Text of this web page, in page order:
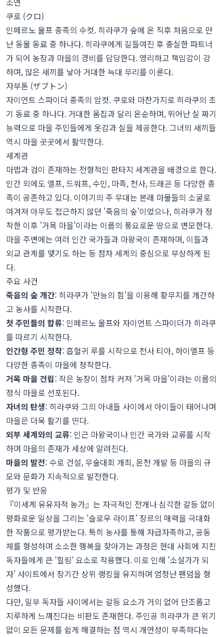
쿠로 (クロ)
인페르노 울프 종족의 수컷. 히라쿠가 숲에 온 직후 처음으로 만
난 동물 동료 중 하나다. 히라쿠에게 길들여진 후 충실한 파트너
가 되어 농장과 마을의 경비를 담당한다. 영리하고 책임감이 강
하며, 많은 새끼를 낳아 거대한 늑대 무리를 이룬다.
자부톤 (ザブトン)
자이언트 스파이더 종족의 암컷. 쿠로와 마찬가지로 히라쿠의 초
기 동료 중 하나다. 거대한 몸집과 달리 온순하며, 뛰어난 실 짜기
능력으로 마을 주민들에게 옷감과 실을 제공한다. 그녀의 새끼들
역시 마을 곳곳에서 활약한다.
세계관
마법과 검이 존재하는 전형적인 판타지 세계관을 배경으로 한다.
인간 외에도 엘프, 드워프, 수인, 마족, 천사, 드래곤 등 다양한 종
족이 공존하고 있다. 이야기의 주 무대는 본래 마물들의 소굴로
여겨져 아무도 접근하지 않던 '죽음의 숲'이었으나, 히라쿠가 정
착한 이후 '거목 마을'이라는 이름의 풍요로운 땅으로 변모한다.
마을 주변에는 여러 인간 국가들과 마왕국이 존재하며, 이들과
외교 관계를 맺기도 하는 등 점차 세계의 중심으로 부상하게 된
다.
주요 사건
죽음의 숲 개간: 히라쿠가 '만능의 힘'을 이용해 황무지를 개간하
고 농사를 시작한다.
첫 주민들의 합류: 인페르노 울프와 자이언트 스파이더가 히라쿠
를 따르기 시작한다.
인간형 주민 정착: 흡혈귀 루를 시작으로 천사 티아, 하이엘프 등
다양한 종족이 마을에 정착한다.
거목 마을 건립: 작은 농장이 점차 커져 '거목 마을'이라는 이름의
정식 마을로 선포된다.
자녀의 탄생: 히라쿠와 그의 아내들 사이에서 아이들이 태어나며
마을은 더욱 활기를 띤다.
외부 세계와의 교류: 인근 마왕국이나 인간 국가와 교류를 시작
하며 마을의 존재가 세상에 알려진다.
마을의 발전: 수로 건설, 무술대회 개최, 온천 개발 등 마을의 규
모와 문화가 지속적으로 발전한다.
평가 및 반응
『이세계 유유자적 농가』는 자극적인 전개나 심각한 갈등 없이
평화로운 일상을 그리는 '슬로우 라이프' 장르의 매력을 극대화
한 작품으로 평가받는다. 특히 농사를 통해 자급자족하고, 공동
체를 형성하며 소소한 행복을 찾아가는 과정은 현대 사회에 지친
독자들에게 큰 '힐링' 요소로 작용했다. 이로 인해 '소설가가 되
자' 사이트에서 장기간 상위 랭킹을 유지하며 엄청난 팬덤을 형
성했다.
다만, 일부 독자들 사이에서는 갈등 요소가 거의 없어 단조롭고
지루하게 느껴진다는 비판도 존재한다. 주인공 히라쿠가 큰 위기
없이 모든 문제를 쉽게 해결하는 점 역시 개연성이 부족하다는